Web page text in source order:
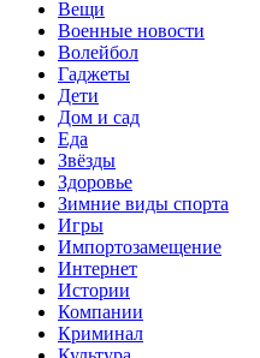
Вещи
Военные новости
Волейбол
Гаджеты
Дети
Дом и сад
Еда
Звёзды
Здоровье
Зимние виды спорта
Игры
Импортозамещение
Интернет
Истории
Компании
Криминал